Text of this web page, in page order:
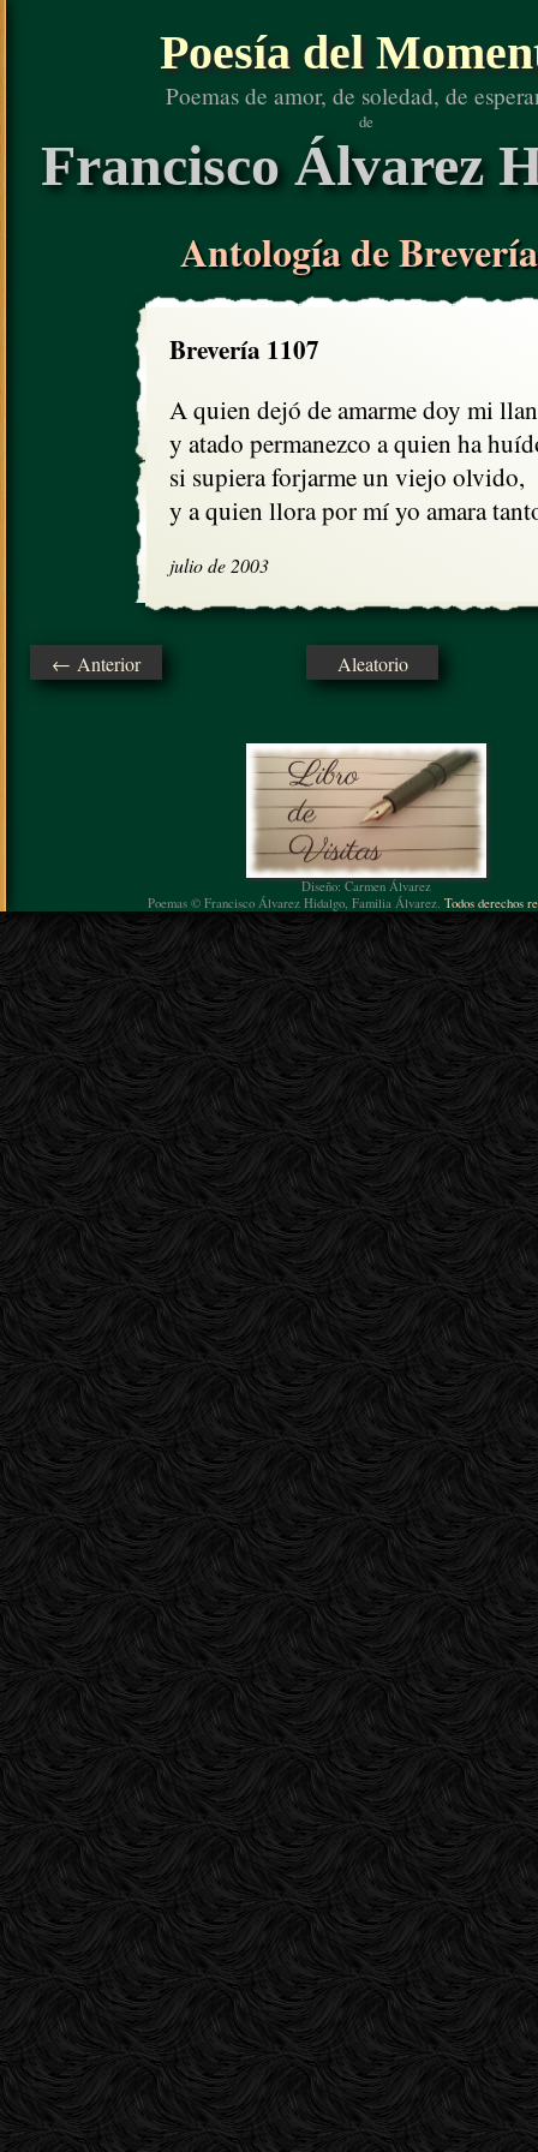
Poesía del
Poemas de amor, de soledad, de
de
Francisco Álvarez
Antología de
Brevería 1107
A quien dejó de amarme doy mi
y atado permanezco a quien ha
si supiera forjarme un viejo olvido,
y a quien llora por mí yo amara
julio de 2003
← Anterior Aleatorio
Diseño: Carmen Álvarez
Poemas © Francisco Álvarez Hidalgo, Familia Álvarez. Todos derechos